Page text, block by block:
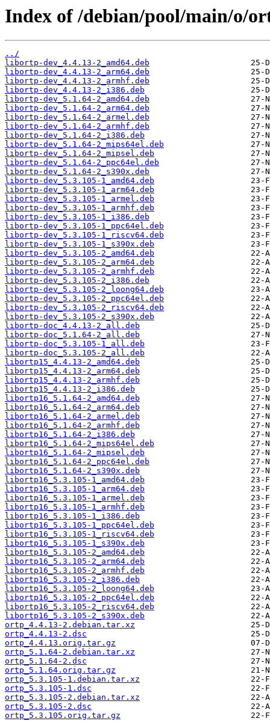
Index of /debian/pool/main/o/
../
libortp-dev_4.4.13-2_amd64.deb
libortp-dev_4.4.13-2_arm64.deb
libortp-dev_4.4.13-2_armhf.deb
libortp-dev_4.4.13-2_i386.deb
libortp-dev_5.1.64-2_amd64.deb
libortp-dev_5.1.64-2_arm64.deb
libortp-dev_5.1.64-2_armel.deb
libortp-dev_5.1.64-2_armhf.deb
libortp-dev_5.1.64-2_i386.deb
libortp-dev_5.1.64-2_mips64el.deb
libortp-dev_5.1.64-2_mipsel.deb
libortp-dev_5.1.64-2_ppc64el.deb
libortp-dev_5.1.64-2_s390x.deb
libortp-dev_5.3.105-1_amd64.deb
libortp-dev_5.3.105-1_arm64.deb
libortp-dev_5.3.105-1_armel.deb
libortp-dev_5.3.105-1_armhf.deb
libortp-dev_5.3.105-1_i386.deb
libortp-dev_5.3.105-1_ppc64el.deb
libortp-dev_5.3.105-1_riscv64.deb
libortp-dev_5.3.105-1_s390x.deb
libortp-dev_5.3.105-2_amd64.deb
libortp-dev_5.3.105-2_arm64.deb
libortp-dev_5.3.105-2_armhf.deb
libortp-dev_5.3.105-2_i386.deb
libortp-dev_5.3.105-2_loong64.deb
libortp-dev_5.3.105-2_ppc64el.deb
libortp-dev_5.3.105-2_riscv64.deb
libortp-dev_5.3.105-2_s390x.deb
libortp-doc_4.4.13-2_all.deb
libortp-doc_5.1.64-2_all.deb
libortp-doc_5.3.105-1_all.deb
libortp-doc_5.3.105-2_all.deb
libortp15_4.4.13-2_amd64.deb
libortp15_4.4.13-2_arm64.deb
libortp15_4.4.13-2_armhf.deb
libortp15_4.4.13-2_i386.deb
libortp16_5.1.64-2_amd64.deb
libortp16_5.1.64-2_arm64.deb
libortp16_5.1.64-2_armel.deb
libortp16_5.1.64-2_armhf.deb
libortp16_5.1.64-2_i386.deb
libortp16_5.1.64-2_mips64el.deb
libortp16_5.1.64-2_mipsel.deb
libortp16_5.1.64-2_ppc64el.deb
libortp16_5.1.64-2_s390x.deb
libortp16_5.3.105-1_amd64.deb
libortp16_5.3.105-1_arm64.deb
libortp16_5.3.105-1_armel.deb
libortp16_5.3.105-1_armhf.deb
libortp16_5.3.105-1_i386.deb
libortp16_5.3.105-1_ppc64el.deb
libortp16_5.3.105-1_riscv64.deb
libortp16_5.3.105-1_s390x.deb
libortp16_5.3.105-2_amd64.deb
libortp16_5.3.105-2_arm64.deb
libortp16_5.3.105-2_armhf.deb
libortp16_5.3.105-2_i386.deb
libortp16_5.3.105-2_loong64.deb
libortp16_5.3.105-2_ppc64el.deb
libortp16_5.3.105-2_riscv64.deb
libortp16_5.3.105-2_s390x.deb
ortp_4.4.13-2.debian.tar.xz
ortp_4.4.13-2.dsc
ortp_4.4.13.orig.tar.gz
ortp_5.1.64-2.debian.tar.xz
ortp_5.1.64-2.dsc
ortp_5.1.64.orig.tar.gz
ortp_5.3.105-1.debian.tar.xz
ortp_5.3.105-1.dsc
ortp_5.3.105-2.debian.tar.xz
ortp_5.3.105-2.dsc
ortp_5.3.105.orig.tar.gz